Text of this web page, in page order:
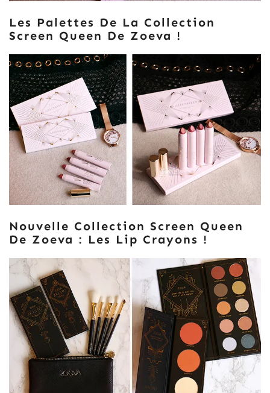
Les Palettes De La Collection
Screen Queen De Zoeva !
Nouvelle Collection Screen Queen
De Zoeva : Les Lip Crayons !